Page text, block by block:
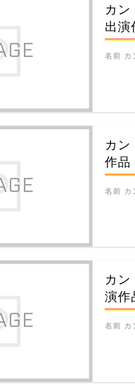
カ
出演
名前 カ
カ
作品
名前 カ
カ
演作
名前 カ